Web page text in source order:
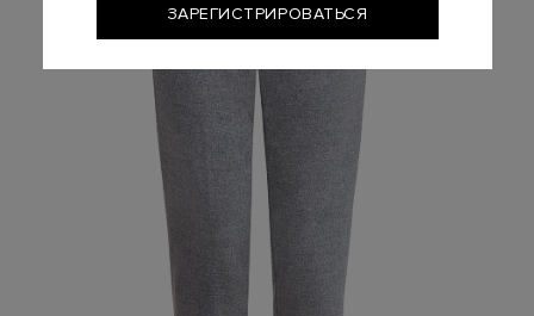
ЗАРЕГИСТРИРОВАТЬСЯ